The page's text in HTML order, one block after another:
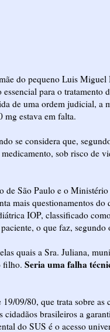
do pequeno Luis Miguel
para o
de uma ordem judicial, a
mg estava em falta.
se considera que,
sob risco de
de São Paulo e o
mais questionamentos
IOP, classificado
o que faz, segundo
quais a Sra. Juliana,
filho. Seria uma falha
09/80, que trata sobre
cidadãos brasileiros a
do SUS é o acesso